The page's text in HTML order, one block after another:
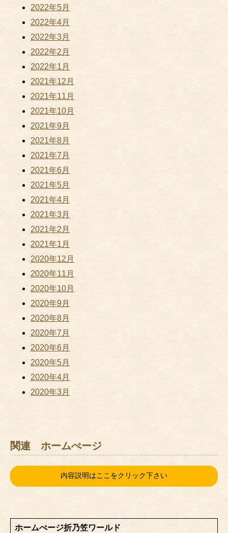
2022年5月
2022年4月
2022年3月
2022年2月
2022年1月
2021年12月
2021年11月
2021年10月
2021年9月
2021年8月
2021年7月
2021年6月
2021年5月
2021年4月
2021年3月
2021年2月
2021年1月
2020年12月
2020年11月
2020年10月
2020年9月
2020年8月
2020年7月
2020年6月
2020年5月
2020年4月
2020年3月
関連 ホームぺージ
内容説明はここをクリック下さい
ホームぺージ折乃笠ワールド